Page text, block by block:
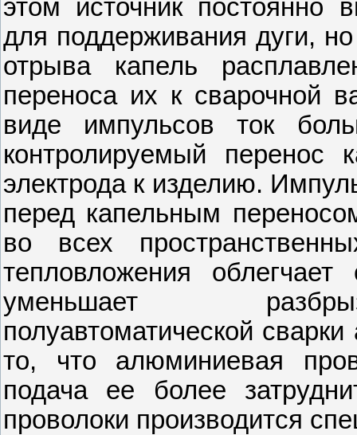
этом источник постоянно
для поддерживания дуги,
отрыва капель
переноса их к сварочной
виде импульсов ток
контролируемый перенос
электрода к изделию.
перед капельным
во всех
тепловложения
уменьшает
полуавтоматической
то, что алюминиевая
подача ее более
проволоки производится